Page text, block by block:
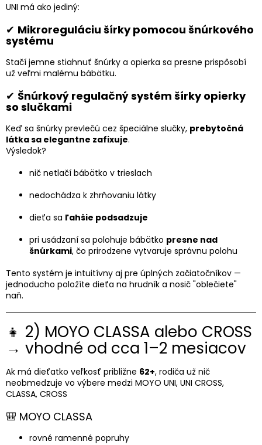
UNI má ako jediný:
✔ Mikroreguláciu šírky pomocou šnúrkového
systému
Stačí jemne stiahnuť šnúrky a opierka sa presne prispôsobí
už veľmi malému bábätku.
✔ Šnúrkový regulačný systém šírky opierky
so slučkami
Keď sa šnúrky prevlečú cez špeciálne slučky, prebytočná
látka sa elegantne zafixuje.
Výsledok?
nič netlačí bábätko v trieslach
nedochádza k zhrňovaniu látky
dieťa sa ľahšie podsadzuje
pri usádzaní sa polohuje bábätko presne nad
šnúrkami, čo prirodzene vytvaruje správnu polohu
Tento systém je intuitívny aj pre úplných začiatočníkov —
jednoducho položíte dieťa na hrudník a nosič "oblečiete"
naň.
👧 2) MOYO CLASSA alebo CROSS
→ vhodné od cca 1–2 mesiacov
Ak má dieťatko veľkosť približne 62+, rodiča už nič
neobmedzuje vo výbere medzi MOYO UNI, UNI CROSS,
CLASSA, CROSS
🎒 MOYO CLASSA
rovné ramenné popruhy